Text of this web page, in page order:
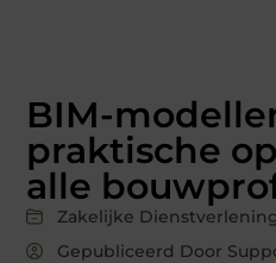
BIM-
praktische
alle
Zakelijke Dienstverlening
Gepubliceerd Door